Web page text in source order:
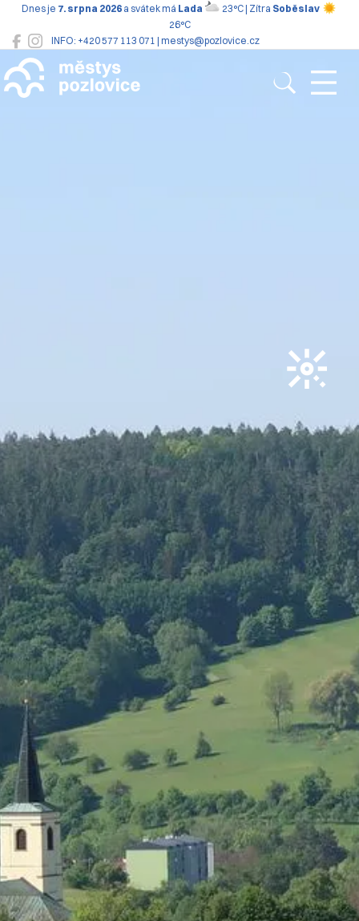
INFO: +420 577 113 071 | mestys@pozlovice.cz
Dnes je 7. srpna 2026 a svátek má Lada 23°C | Zítra Soběslav
26°C
Pozlovice